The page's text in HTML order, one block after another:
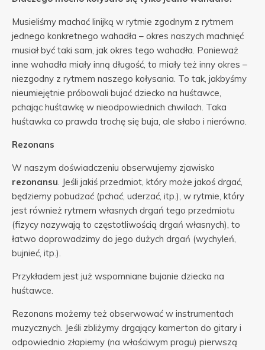
Musieliśmy machać linijką w rytmie zgodnym z rytmem
jednego konkretnego wahadła – okres naszych machnięć
musiał być taki sam, jak okres tego wahadła. Ponieważ
inne wahadła miały inną długość, to miały też inny okres –
niezgodny z rytmem naszego kołysania. To tak, jakbyśmy
nieumiejętnie próbowali bujać dziecko na huśtawce,
pchając huśtawkę w nieodpowiednich chwilach. Taka
huśtawka co prawda trochę się buja, ale słabo i nierówno.
Rezonans
W naszym doświadczeniu obserwujemy zjawisko
rezonansu. Jeśli jakiś przedmiot, który może jakoś drgać,
będziemy pobudzać (pchać, uderzać, itp.), w rytmie, który
jest również rytmem własnych drgań tego przedmiotu
(fizycy nazywają to częstotliwością drgań własnych), to
łatwo doprowadzimy do jego dużych drgań (wychyleń,
bujnieć, itp.).
Przykładem jest już wspomniane bujanie dziecka na
huśtawce.
Rezonans możemy też obserwować w instrumentach
muzycznych. Jeśli zbliżymy drgający kamerton do gitary i
odpowiednio złapiemy (na właściwym progu) pierwszą